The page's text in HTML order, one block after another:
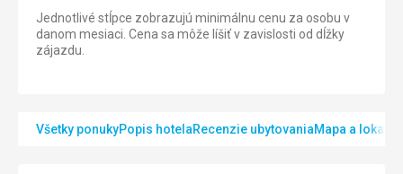
Jednotlivé stĺpce zobrazujú minimálnu cenu za osobu v
danom mesiaci. Cena sa môže líšiť v zavislosti od dĺžky
zájazdu.
Všetky ponukyPopis hotelaRecenzie ubytovaniaMapa a lokalita